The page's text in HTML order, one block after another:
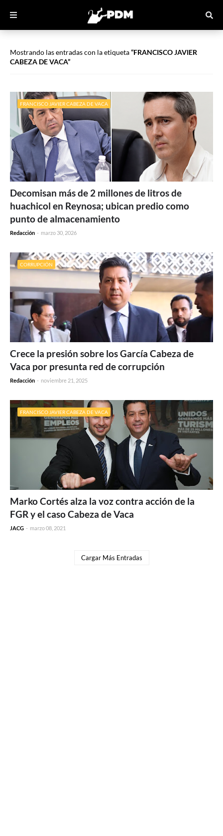
Mostrando las entradas con la etiqueta FRANCISCO JAVIER
CABEZA DE VACA
FRANCISCO JAVIER CABEZA DE VACA
Decomisan más de 2 millones de litros de
huachicol en Reynosa; ubican predio como
punto de almacenamiento
Redacción - marzo 30, 2026
CORRUPCIÓN
Crece la presión sobre los García Cabeza de
Vaca por presunta red de corrupción
Redacción - noviembre 21, 2025
FRANCISCO JAVIER CABEZA DE VACA
Marko Cortés alza la voz contra acción de la
FGR y el caso Cabeza de Vaca
JACG - marzo 08, 2021
Cargar Más Entradas